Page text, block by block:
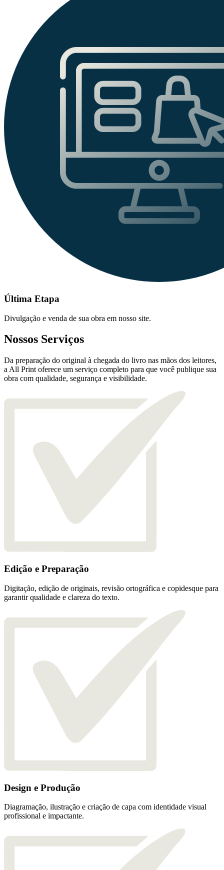
Última Etapa
Divulgação e venda de sua obra em nosso site.
Nossos Serviços
Da preparação do original à chegada do livro nas mãos dos leitores,
a All Print oferece um serviço completo para que você publique sua
obra com qualidade, segurança e visibilidade.
Edição e Preparação
Digitação, edição de originais, revisão ortográfica e copidesque para
garantir qualidade e clareza do texto.
Design e Produção
Diagramação, ilustração e criação de capa com identidade visual
profissional e impactante.